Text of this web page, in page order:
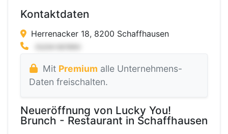
Kontaktdaten
Herrenacker 18, 8200 Schaffhausen
Mit Premium alle Unternehmens-
Daten freischalten.
Neueröffnung von Lucky You!
Brunch - Restaurant in Schaffhausen